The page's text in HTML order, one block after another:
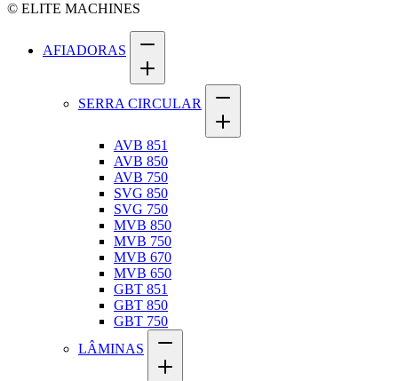
© ELITE MACHINES
AFIADORAS
SERRA CIRCULAR
AVB 851
AVB 850
AVB 750
SVG 850
SVG 750
MVB 850
MVB 750
MVB 670
MVB 650
GBT 851
GBT 850
GBT 750
LÂMINAS